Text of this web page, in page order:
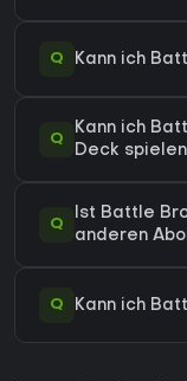
Q Kann ich
Q
Kann ich
Deck
Q
Ist Battle
anderen
Q Kann ich